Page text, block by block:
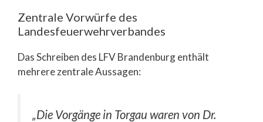
Zentrale Vorwürfe des
Landesfeuerwehrverbandes
Das Schreiben des LFV Brandenburg enthält
mehrere zentrale Aussagen:
„Die Vorgänge in Torgau waren von Dr.